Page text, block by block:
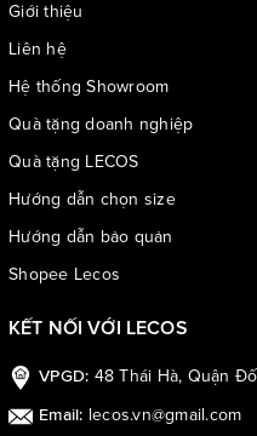
Giới thiệu
Liên hệ
Hệ thống Showroom
Quà tặng doanh nghiệp
Quà tặng LECOS
Hướng dẫn chọn size
Hướng dẫn bảo quản
Shopee Lecos
KẾT NỐI VỚI LECOS
VPGD: 48 Thái Hà, Quận
Email: lecos.vn@gmail.com